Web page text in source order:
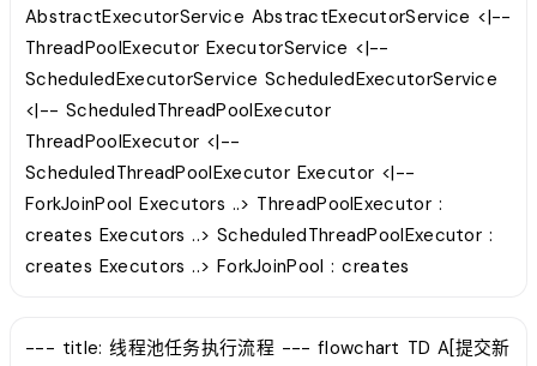
AbstractExecutorService AbstractExecutorService <|--
ThreadPoolExecutor ExecutorService <|--
ScheduledExecutorService ScheduledExecutorService
<|-- ScheduledThreadPoolExecutor
ThreadPoolExecutor <|--
ScheduledThreadPoolExecutor Executor <|--
ForkJoinPool Executors ..> ThreadPoolExecutor :
creates Executors ..> ScheduledThreadPoolExecutor :
creates Executors ..> ForkJoinPool : creates
--- title: 线程池任务执行流程 --- flowchart TD A[提交新